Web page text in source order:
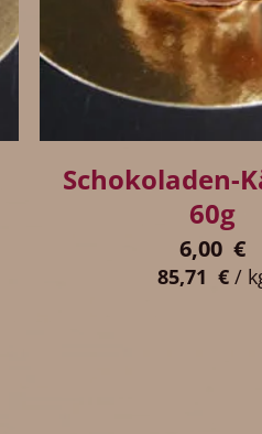
Schokoladen-
60g
6,00 €
85,71 €/